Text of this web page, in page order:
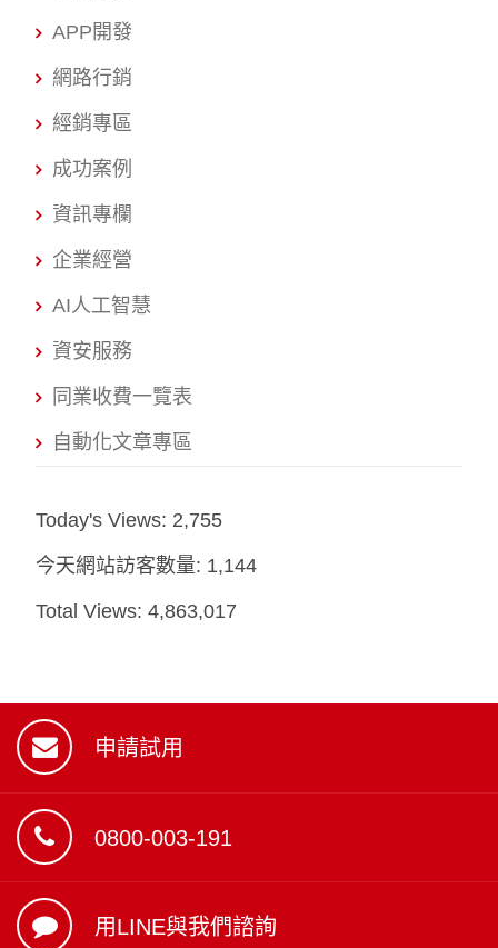
APP開發
網路行銷
經銷專區
成功案例
資訊專欄
企業經營
AI人工智慧
資安服務
同業收費一覽表
自動化文章專區
Today's Views: 2,755
今天網站訪客數量: 1,144
Total Views:4,863,017
申請試用
0800-003-191
用LINE與我們諮詢